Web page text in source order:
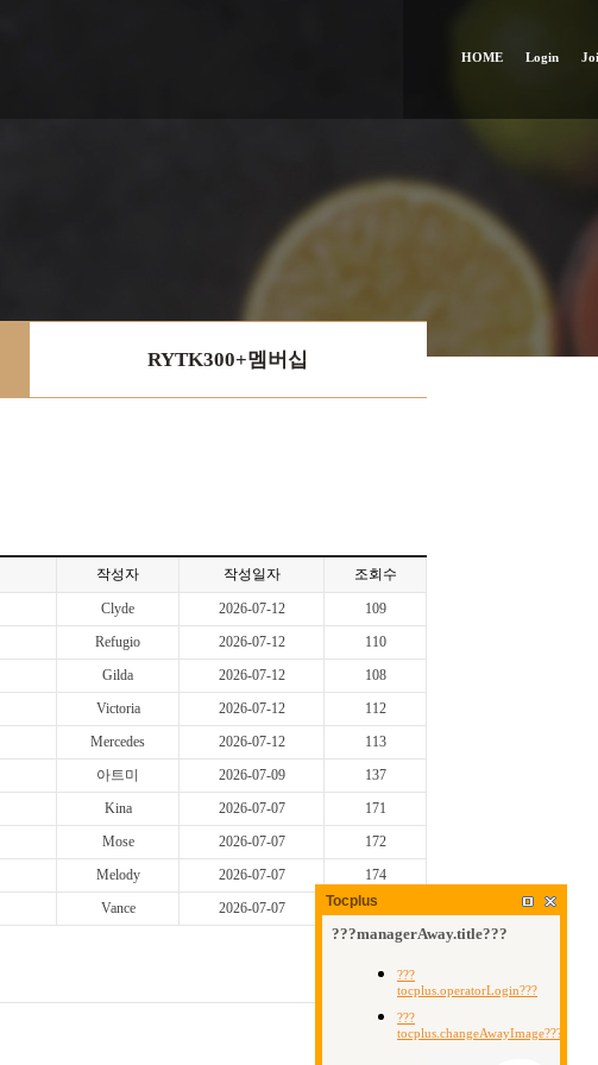
HOME Login
RYTK300+멤버십
작성자 작성일자 조회수
Clyde 2026-07-12
109
Refugio 2026-07-12
110
Gilda 2026-07-12
108
Victoria 2026-07-12
112
Mercedes 2026-07-12
113
아트미 2026-07-09
137
Kina 2026-07-07
171
Mose 2026-07-07
172
Melody 2026-07-07
174
Vance 2026-07-07 172
Tocplus